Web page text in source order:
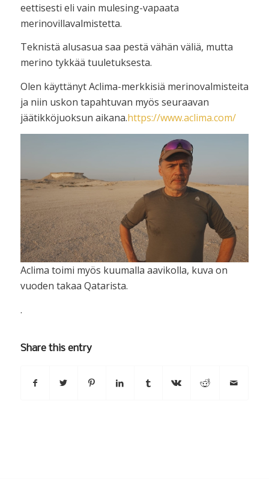
eettisesti eli vain mulesing-vapaata
merinovillavalmistetta.
Teknistä alusasua saa pestä vähän väliä, mutta
merino tykkää tuuletuksesta.
Olen käyttänyt Aclima-merkkisiä merinovalmisteita
ja niin uskon tapahtuvan myös seuraavan
jäätikköjuoksun aikana.https://www.aclima.com/
Aclima toimi myös kuumalla aavikolla, kuva on
vuoden takaa Qatarista.
.
Share this entry